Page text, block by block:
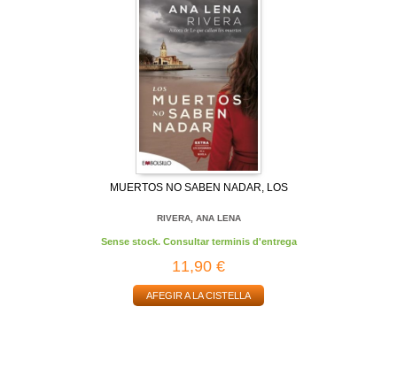
MUERTOS NO SABEN NADAR, LOS
RIVERA, ANA LENA
Sense stock. Consultar terminis d'entrega
11,90 €
AFEGIR A LA CISTELLA